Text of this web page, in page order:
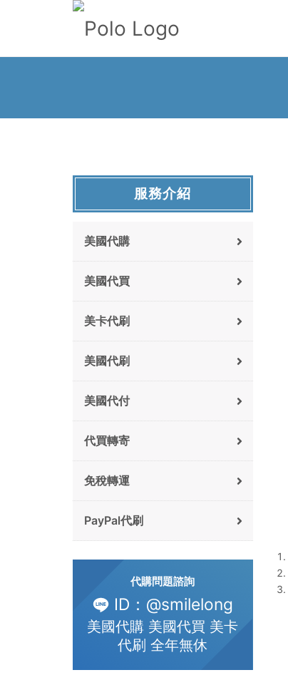
服務介紹
美國代購
美國代買
美卡代刷
美國代刷
美國代付
代買轉寄
免稅轉運
PayPal代刷
代購問題諮詢
ID：@smilelong
美國代購 美國代買 美卡
代刷 全年無休